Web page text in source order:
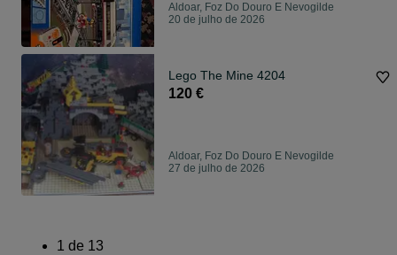
Aldoar, Foz Do Douro E Nevogilde
20 de julho de 2026
Lego The Mine 4204
120 €
Aldoar, Foz Do Douro E Nevogilde
27 de julho de 2026
1 de 13